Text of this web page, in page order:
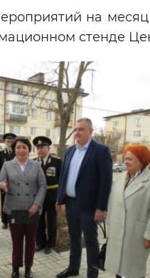
на месяц
стенде